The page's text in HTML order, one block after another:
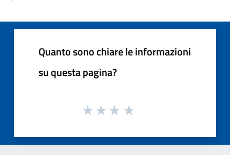
Quanto sono chiare le informazioni
su questa pagina?